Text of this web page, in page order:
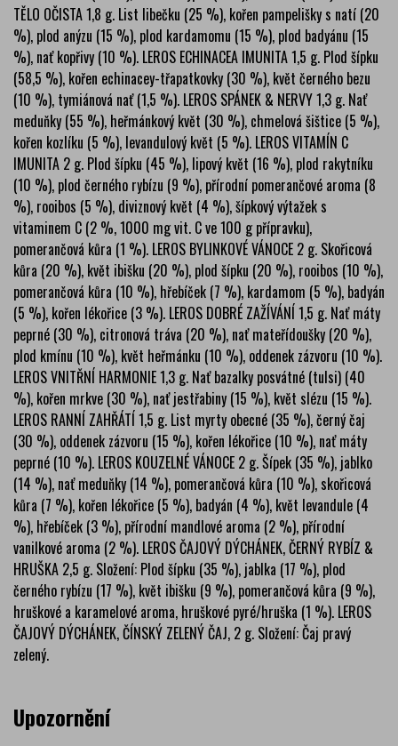
TĚLO OČISTA 1,8 g. List libečku (25 %), kořen pampelišky s natí (20
%), plod anýzu (15 %), plod kardamomu (15 %), plod badyánu (15
%), nať kopřivy (10 %). LEROS ECHINACEA IMUNITA 1,5 g. Plod šípku
(58,5 %), kořen echinacey-třapatkovky (30 %), květ černého bezu
(10 %), tymiánová nať (1,5 %). LEROS SPÁNEK & NERVY 1,3 g. Nať
meduňky (55 %), heřmánkový květ (30 %), chmelová šištice (5 %),
kořen kozlíku (5 %), levandulový květ (5 %). LEROS VITAMÍN C
IMUNITA 2 g. Plod šípku (45 %), lipový květ (16 %), plod rakytníku
(10 %), plod černého rybízu (9 %), přírodní pomerančové aroma (8
%), rooibos (5 %), diviznový květ (4 %), šípkový výtažek s
vitaminem C (2 %, 1000 mg vit. C ve 100 g přípravku),
pomerančová kůra (1 %). LEROS BYLINKOVÉ VÁNOCE 2 g. Skořicová
kůra (20 %), květ ibišku (20 %), plod šípku (20 %), rooibos (10 %),
pomerančová kůra (10 %), hřebíček (7 %), kardamom (5 %), badyán
(5 %), kořen lékořice (3 %). LEROS DOBRÉ ZAŽÍVÁNÍ 1,5 g. Nať máty
peprné (30 %), citronová tráva (20 %), nať mateřídoušky (20 %),
plod kmínu (10 %), květ heřmánku (10 %), oddenek zázvoru (10 %).
LEROS VNITŘNÍ HARMONIE 1,3 g. Nať bazalky posvátné (tulsi) (40
%), kořen mrkve (30 %), nať jestřabiny (15 %), květ slézu (15 %).
LEROS RANNÍ ZAHŘÁTÍ 1,5 g. List myrty obecné (35 %), černý čaj
(30 %), oddenek zázvoru (15 %), kořen lékořice (10 %), nať máty
peprné (10 %). LEROS KOUZELNÉ VÁNOCE 2 g. Šípek (35 %), jablko
(14 %), nať meduňky (14 %), pomerančová kůra (10 %), skořicová
kůra (7 %), kořen lékořice (5 %), badyán (4 %), květ levandule (4
%), hřebíček (3 %), přírodní mandlové aroma (2 %), přírodní
vanilkové aroma (2 %). LEROS ČAJOVÝ DÝCHÁNEK, ČERNÝ RYBÍZ &
HRUŠKA 2,5 g. Složení: Plod šípku (35 %), jablka (17 %), plod
černého rybízu (17 %), květ ibišku (9 %), pomerančová kůra (9 %),
hruškové a karamelové aroma, hruškové pyré/hruška (1 %). LEROS
ČAJOVÝ DÝCHÁNEK, ČÍNSKÝ ZELENÝ ČAJ, 2 g. Složení: Čaj pravý
zelený.
Upozornění